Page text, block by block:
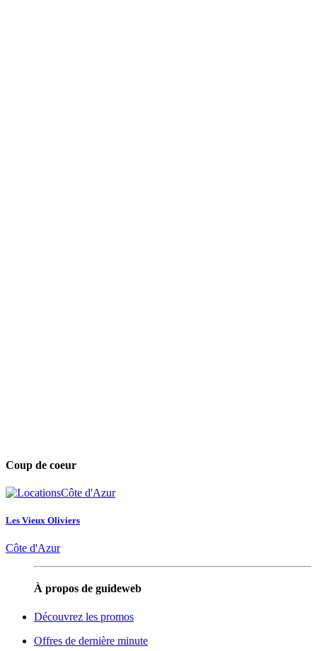
Coup de coeur
Les Vieux Oliviers
Côte d'Azur
À propos de guideweb
Découvrez les promos
Offres de dernière minute